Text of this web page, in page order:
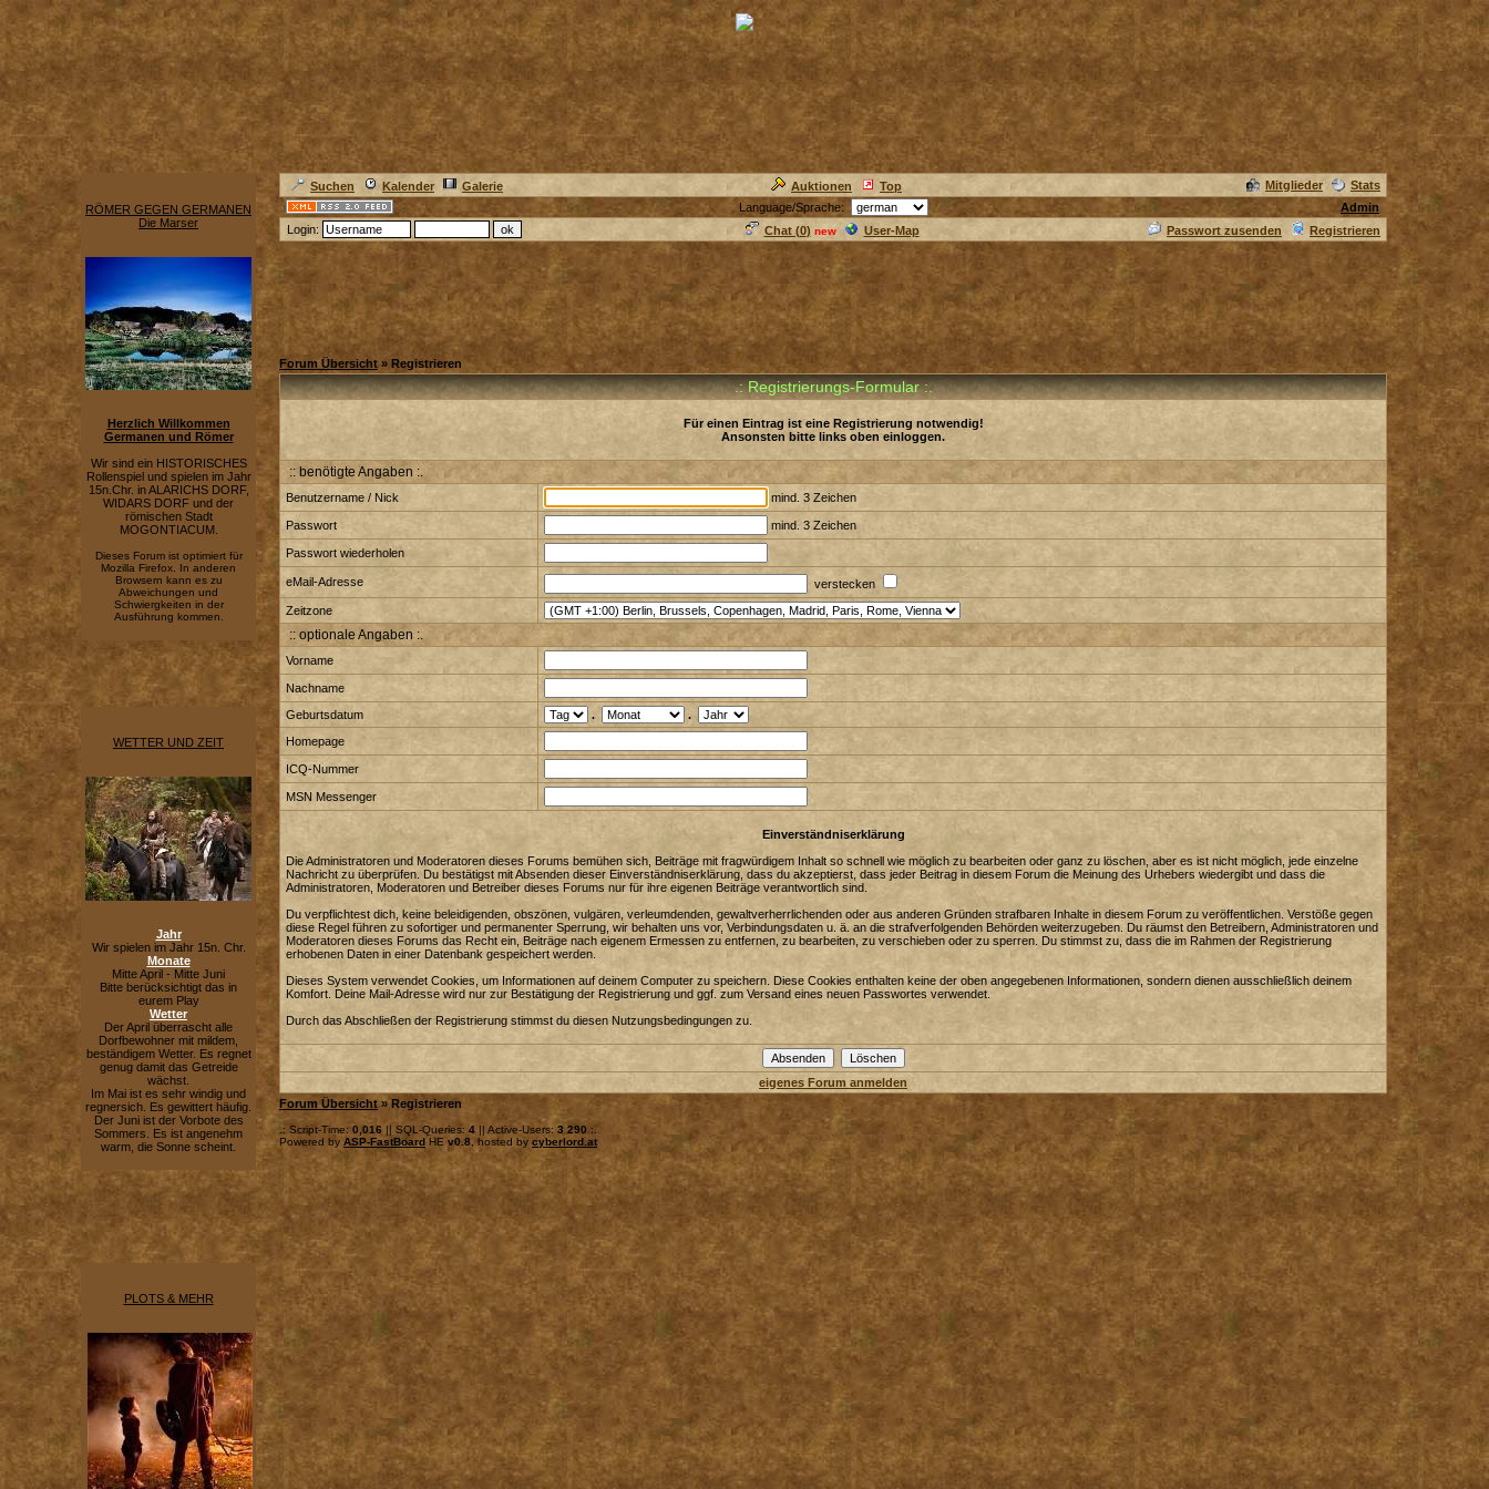
RÖMER GEGEN GERMANEN
Die Marser
Herzlich Willkommen
Germanen und Römer
Wir sind ein HISTORISCHES
Rollenspiel und spielen im Jahr
15n.Chr. in ALARICHS DORF,
WIDARS DORF und der
römischen Stadt
MOGONTIACUM.
Dieses Forum ist optimiert für
Mozilla Firefox. In anderen
Browsern kann es zu
Abweichungen und
Schwiergkeiten in der
Ausführung kommen.
WETTER UND ZEIT
Jahr
Wir spielen im Jahr 15n. Chr.
Monate
Mitte April - Mitte Juni
Bitte berücksichtigt das in
eurem Play
Wetter
Der April überrascht alle
Dorfbewohner mit mildem,
beständigem Wetter. Es regnet
genug damit das Getreide
wächst.
Im Mai ist es sehr windig und
regnersich. Es gewittert häufig.
Der Juni ist der Vorbote des
Sommers. Es ist angenehm
warm, die Sonne scheint.
PLOTS & MEHR
Suchen Kalender Galerie Auktionen Top Mitglieder
Stats
Language/Sprache:
Admin
Login:
Chat (0) new User-Map Passwort zusenden Registrieren
Forum Übersicht » Registrieren
.: Registrierungs-Formular :.
Für einen Eintrag ist eine Registrierung notwendig!
Ansonsten bitte links oben einloggen.
:: benötigte Angaben :.
Benutzername / Nick mind. 3 Zeichen
Passwort mind. 3 Zeichen
Passwort wiederholen
eMail-Adresse
verstecken
Zeitzone
:: optionale Angaben :.
Vorname
Nachname
Geburtsdatum
.
.
Homepage
ICQ-Nummer
MSN Messenger
Einverständniserklärung
Die Administratoren und Moderatoren dieses Forums bemühen sich, Beiträge mit fragwürdigem Inhalt so schnell wie möglich zu bearbeiten oder ganz zu löschen, aber es ist nicht möglich, jede einzelne
Nachricht zu überprüfen. Du bestätigst mit Absenden dieser Einverständniserklärung, dass du akzeptierst, dass jeder Beitrag in diesem Forum die Meinung des Urhebers wiedergibt und dass die
Administratoren, Moderatoren und Betreiber dieses Forums nur für ihre eigenen Beiträge verantwortlich sind.
Du verpflichtest dich, keine beleidigenden, obszönen, vulgären, verleumdenden, gewaltverherrlichenden oder aus anderen Gründen strafbaren Inhalte in diesem Forum zu veröffentlichen. Verstöße gegen
diese Regel führen zu sofortiger und permanenter Sperrung, wir behalten uns vor, Verbindungsdaten u. ä. an die strafverfolgenden Behörden weiterzugeben. Du räumst den Betreibern, Administratoren und
Moderatoren dieses Forums das Recht ein, Beiträge nach eigenem Ermessen zu entfernen, zu bearbeiten, zu verschieben oder zu sperren. Du stimmst zu, dass die im Rahmen der Registrierung
erhobenen Daten in einer Datenbank gespeichert werden.
Dieses System verwendet Cookies, um Informationen auf deinem Computer zu speichern. Diese Cookies enthalten keine der oben angegebenen Informationen, sondern dienen ausschließlich deinem
Komfort. Deine Mail-Adresse wird nur zur Bestätigung der Registrierung und ggf. zum Versand eines neuen Passwortes verwendet.
Durch das Abschließen der Registrierung stimmst du diesen Nutzungsbedingungen zu.
eigenes Forum anmelden
Forum Übersicht» Registrieren
.: Script-Time: 0,016 || SQL-Queries: 4 || Active-Users: 3 290 :.
Powered by ASP-FastBoardHE v0.8 , hosted by cyberlord.at